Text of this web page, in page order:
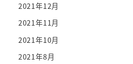
2021年12月
2021年11月
2021年10月
2021年8月